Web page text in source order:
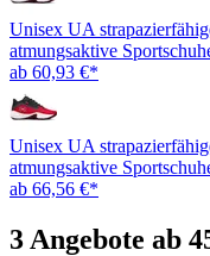
Unisex UA
atmungsaktive
ab 60,93 €*
Unisex UA
atmungsaktive
ab 66,56 €*
3 Angebote ab